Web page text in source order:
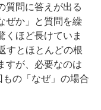
質問に答えが出る
ぜか」と質問を繰
くほど長けていま
すとほとんどの根
すが、必要なのは
の「なぜ」の場合